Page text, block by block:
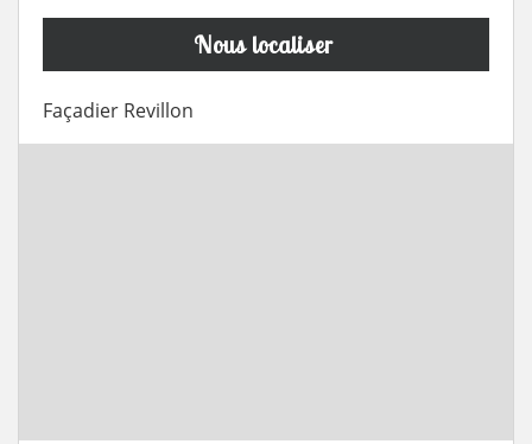
Nous localiser
Façadier Revillon